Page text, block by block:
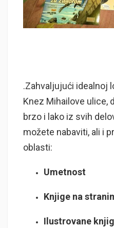
.Zahvaljujući idealnoj
Knez Mihailove ulice,
brzo i lako iz svih
možete nabaviti, ali i
oblasti:
Umetnost
Knjige na
Ilustrovane